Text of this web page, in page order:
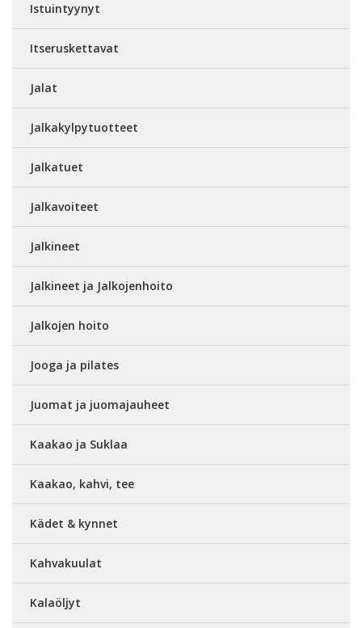
Istuintyynyt
Itseruskettavat
Jalat
Jalkakylpytuotteet
Jalkatuet
Jalkavoiteet
Jalkineet
Jalkineet ja Jalkojenhoito
Jalkojen hoito
Jooga ja pilates
Juomat ja juomajauheet
Kaakao ja Suklaa
Kaakao, kahvi, tee
Kädet & kynnet
Kahvakuulat
Kalaöljyt